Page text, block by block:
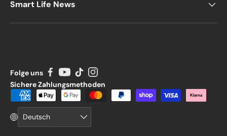
Smart Life News
Deutsch
Folge uns
Sichere Zahlungsmethoden
Zahlungsmethoden
Klarna